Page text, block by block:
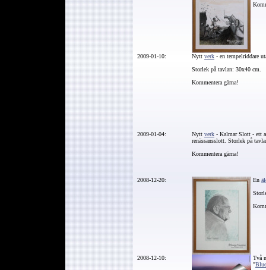
2009-01-10: Nytt verk - en tempelriddare
Storlek på tavlan: 30x40 cm.
Kommentera gärna!
2009-01-04: Nytt verk - Kalmar Slott - ett
renässansslott. Storlek på
Kommentera gärna!
2008-12-20: En
2008-12-10:
Två
"